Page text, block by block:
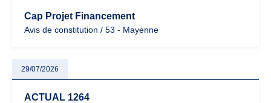
Cap Projet Financement
Avis de constitution / 53 - Mayenne
29/07/2026
ACTUAL 1264